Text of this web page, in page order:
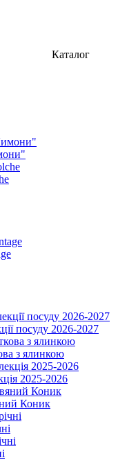
Каталог
посуду 2026-2027
з ялинкою
2025-2026
Коник